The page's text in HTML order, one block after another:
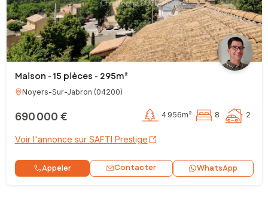
Maison - 15 pièces - 295m²
Noyers-Sur-Jabron (04200)
690 000 € 4 956m² 8 2
Voir l'annonce sur SAFTI Prestige
Appeler Contacter WhatsApp